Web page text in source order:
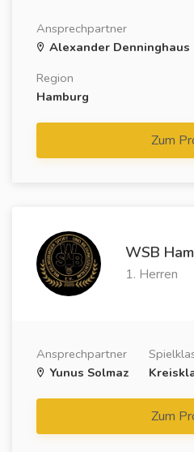
Ansprechpartner
Alexander Denninghaus
Region
Hamburg
Zum
WSB
1. Herren
Ansprechpartner
Yunus Solmaz
Zum